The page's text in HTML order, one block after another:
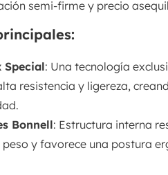
semi-firme y precio
Special: Una tecnología
resistencia y ligereza,
Bonnell: Estructura interna
y favorece una postura